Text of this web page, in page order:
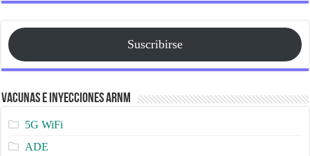
Suscribirse
Vacunas e Inyecciones ARNm
5G WiFi
ADE